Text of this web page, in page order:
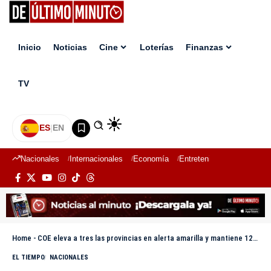
Inicio Noticias Cine Loterías Finanzas
TV
ES|EN
Nacionales Internacionales Economía Entretenimiento
Home - COE eleva a tres las provincias en alerta amarilla y mantiene 12 provincias y el DN en verde por lluvias
EL TIEMPO NACIONALES